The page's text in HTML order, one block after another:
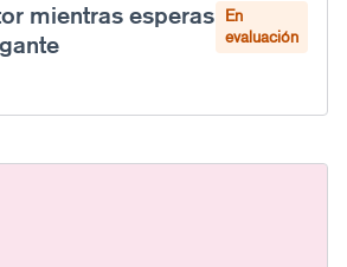
mientras esperas En
evaluación